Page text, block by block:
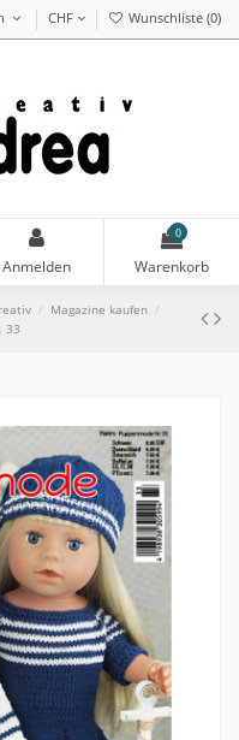
CHF Wunschliste (0)
Anmelden
0
Warenkorb
Magazine kaufen
33